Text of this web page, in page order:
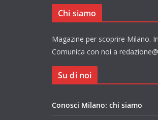
Chi siamo
Magazine per scoprire Milano.
Comunica con noi a
Su di noi
Conosci Milano: chi siamo